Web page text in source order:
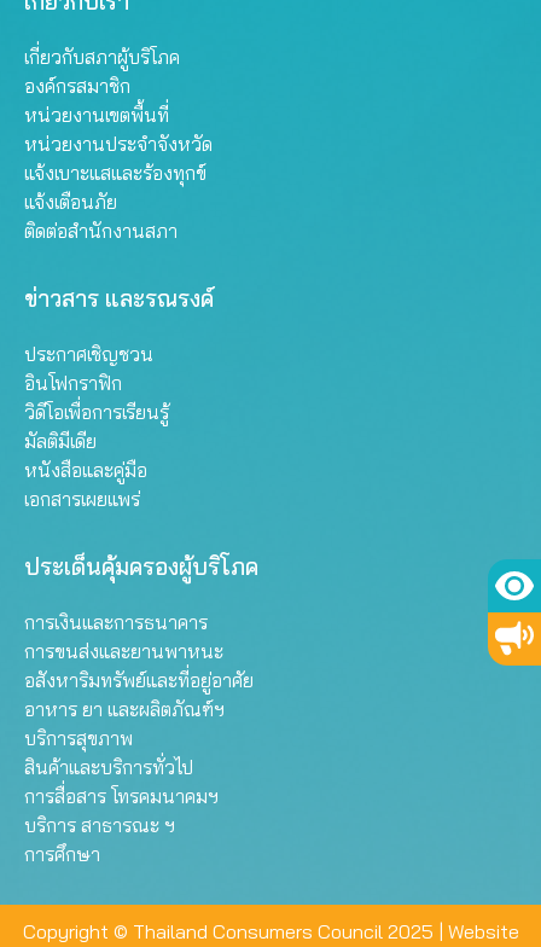
เกี่ยวกับสภาผู้บริโภค
องค์กรสมาชิก
หน่วยงานเขตพื้นที่
หน่วยงานประจำจังหวัด
แจ้งเบาะแสและร้องทุกข์
แจ้งเตือนภัย
ติดต่อสำนักงานสภา
ข่าวสาร และรณรงค์
ประกาศเชิญชวน
อินโฟกราฟิก
วิดีโอเพื่อการเรียนรู้
มัลติมีเดีย
หนังสือและคู่มือ
เอกสารเผยแพร่
ประเด็นคุ้มครองผู้บริโภค
การเงินและการธนาคาร
การขนส่งและยานพาหนะ
อสังหาริมทรัพย์และที่อยู่อาศัย
อาหาร ยา และผลิตภัณฑ์ฯ
บริการสุขภาพ
สินค้าและบริการทั่วไป
การสื่อสาร โทรคมนาคมฯ
บริการ สาธารณะ ฯ
การศึกษา
Copyright © Thailand Consumers Council 2025 | Website